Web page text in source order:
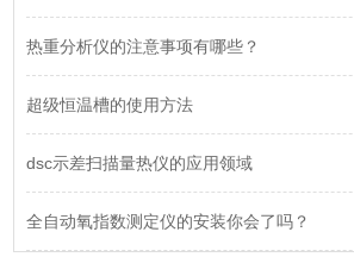
热重分析仪的注意事项有哪些？
超级恒温槽的使用方法
dsc示差扫描量热仪的应用领域
全自动氧指数测定仪的安装你会了吗？